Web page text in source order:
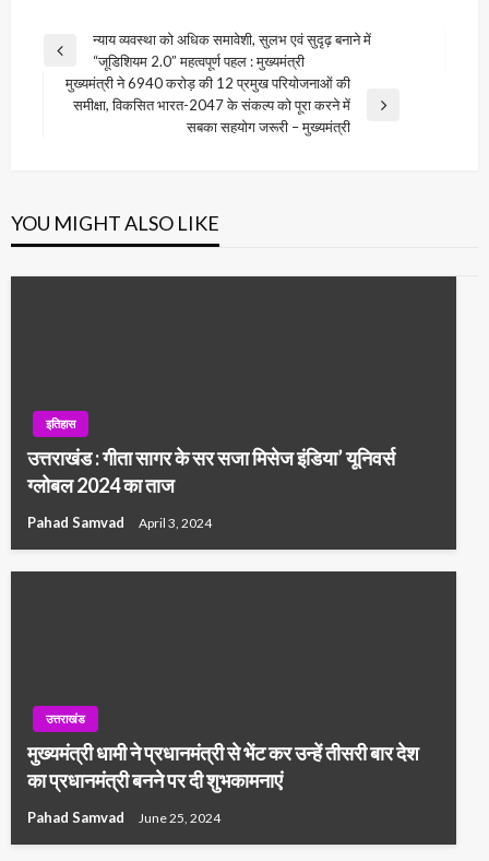
Post
navigation
Previous
Post
न्याय व्यवस्था को अधिक समावेशी, सुलभ एवं सुदृढ़ बनाने में
“जूडिशियम 2.0” महत्वपूर्ण पहल : मुख्यमंत्री
Next
मुख्यमंत्री ने 6940 करोड़ की 12 प्रमुख परियोजनाओं की
समीक्षा, विकसित भारत-2047 के संकल्प को पूरा करने में
सबका सहयोग जरूरी – मुख्यमंत्री
YOU MIGHT ALSO LIKE
इतिहास
उत्तराखंड : गीता सागर के सर सजा मिसेज इंडिया’ यूनिवर्स
ग्लोबल 2024 का ताज
Pahad Samvad April 3, 2024
उत्तराखंड
मुख्यमंत्री धामी ने प्रधानमंत्री से भेंट कर उन्हें तीसरी बार देश
का प्रधानमंत्री बनने पर दी शुभकामनाएं
Pahad Samvad June 25, 2024